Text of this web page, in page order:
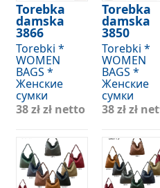
Torebka
damska
3866
Torebki *
WOMEN
BAGS *
Женские
сумки
38 złzł netto
Torebka
damska
3850
Torebki *
WOMEN
BAGS *
Женские
сумки
38 złzł